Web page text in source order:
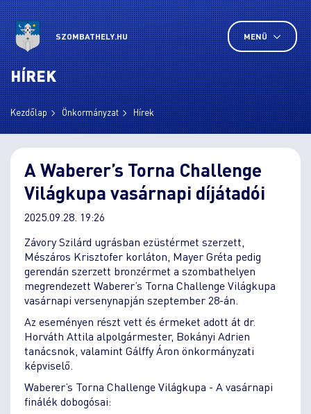
SZOMBATHELY.HU MENÜ
HÍREK
Kezdőlap Önkormányzat Hírek
A Waberer’s Torna Challenge
Világkupa vasárnapi díjátadói
2025.09.28. 19:26
Závory Szilárd ugrásban ezüstérmet szerzett,
Mészáros Krisztofer korláton, Mayer Gréta pedig
gerendán szerzett bronzérmet a szombathelyen
megrendezett Waberer’s Torna Challenge Világkupa
vasárnapi versenynapján szeptember 28-án.
Az eseményen részt vett és érmeket adott át dr.
Horváth Attila alpolgármester, Bokányi Adrien
tanácsnok, valamint Gálffy Áron önkormányzati
képviselő.
Waberer’s Torna Challenge Világkupa - A vasárnapi
finálék dobogósai: